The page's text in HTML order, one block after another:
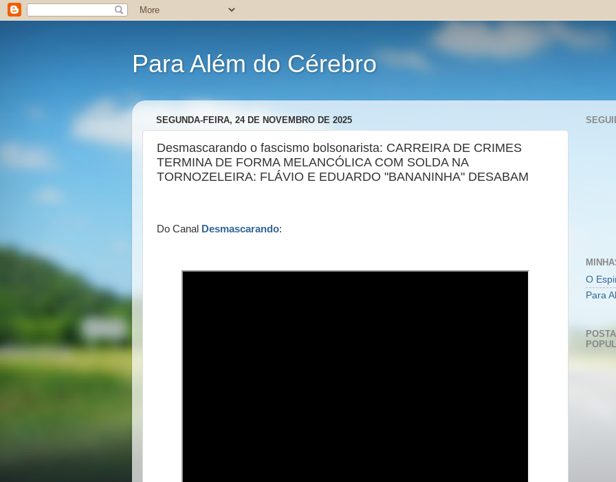
Para Além do Cérebro
SEGUNDA-FEIRA, 24 DE NOVEMBRO DE 2025
Desmascarando o fascismo bolsonarista: CARREIRA DE CRIMES
TERMINA DE FORMA MELANCÓLICA COM SOLDA NA
TORNOZELEIRA: FLÁVIO E EDUARDO "BANANINHA" DESABAM
Do Canal Desmascarando:
O
Para